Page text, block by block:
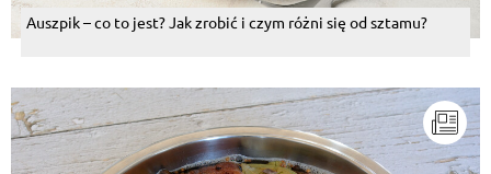
Auszpik – co to jest? Jak zrobić i czym różni się od sztamu?